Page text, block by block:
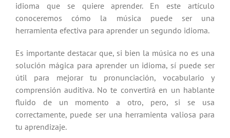
idioma que se quiere aprender. En este artículo
conoceremos cómo la música puede ser una
herramienta efectiva para aprender un segundo idioma.
Es importante destacar que, si bien la música no es una
solución mágica para aprender un idioma, sí puede ser
útil para mejorar tu pronunciación, vocabulario y
comprensión auditiva. No te convertirá en un hablante
fluido de un momento a otro, pero, si se usa
correctamente, puede ser una herramienta valiosa para
tu aprendizaje.